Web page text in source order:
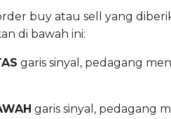
buy atau sell yang
di bawah ini:
garis sinyal, pedagang
garis sinyal, pedagang